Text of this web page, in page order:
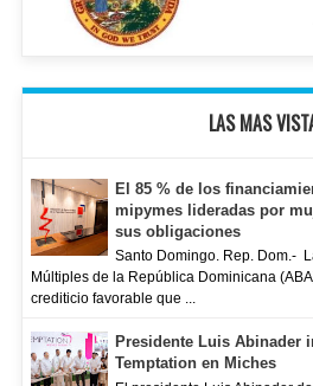
LAS MAS
El 85 % de los
mipymes lideradas por
sus obligaciones
Santo Domingo. Rep. Dom.-
Múltiples de la República Dominicana
crediticio favorable que ...
Presidente Luis Abinader
Temptation en Miches